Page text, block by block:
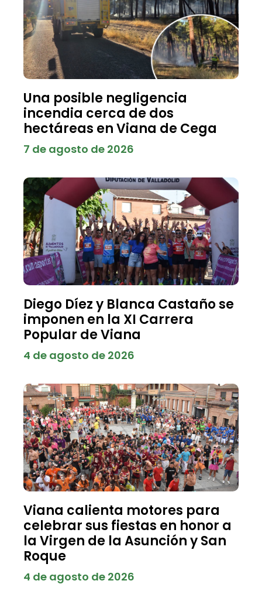
Una posible negligencia
incendia cerca de dos
hectáreas en Viana de Cega
7 de agosto de 2026
Diego Díez y Blanca Castaño se
imponen en la XI Carrera
Popular de Viana
4 de agosto de 2026
Viana calienta motores para
celebrar sus fiestas en honor a
la Virgen de la Asunción y San
Roque
4 de agosto de 2026